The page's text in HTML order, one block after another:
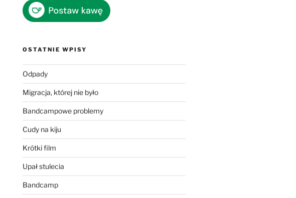
OSTATNIE WPISY
Odpady
Migracja, której nie było
Bandcampowe problemy
Cudy na kiju
Krótki film
Upał stulecia
Bandcamp